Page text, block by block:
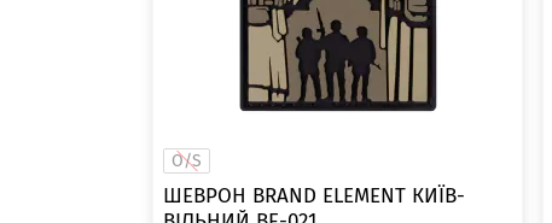
O/S
ШЕВРОН BRAND ELEMENT КИЇВ-